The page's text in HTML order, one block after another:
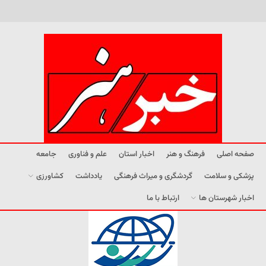
صفحه اصلی فرهنگ و هنر اخبار استان علم و فناوری
جامعه
پزشکی و سلامت
گردشگری و میراث فرهنگی یادداشت
کشاورزی
اخبار شهرستان ها
ارتباط با ما